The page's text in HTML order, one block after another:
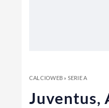
CALCIOWEB» SERIE A
Juventus,